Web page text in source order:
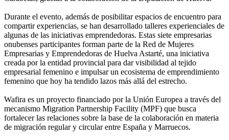
Durante el evento, además de posibilitar espacios de encuentro para
compartir experiencias, se han desarrollado talleres experienciales de
algunas de las iniciativas emprendedoras. Estas siete empresarias
onubenses participantes forman parte de la Red de Mujeres
Empresarias y Emprendedoras de Huelva Astarté, una iniciativa
creada por la entidad provincial para dar visibilidad al tejido
empresarial femenino e impulsar un ecosistema de emprendimiento
femenino que hoy ha tendido lazos más allá del estrecho.
Wafira es un proyecto financiado por la Unión Europea a través del
mecanismo Migration Partnership Facility (MPF) que busca
fortalecer las relaciones sobre la base de la colaboración en materia
de migración regular y circular entre España y Marruecos.